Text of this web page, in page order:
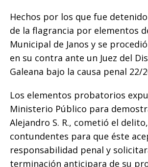
Hechos por los que fue
de la flagrancia por elementos
Municipal de Janos y se
en su contra ante un Juez del
Galeana bajo la causa penal 22/
Los elementos probatorios
Ministerio Público para
Alejandro S. R., cometió el
contundentes para que éste
responsabilidad penal y
terminación anticipara de su